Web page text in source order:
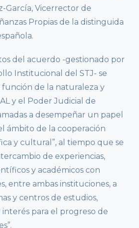
García, Vicerrector de
Propias de la distinguida
del acuerdo -gestionado por
Institucional del STJ- se
de la naturaleza y
y el Poder Judicial de
a desempeñar un papel
ámbito de la cooperación
y cultural”, al tiempo que se
de experiencias,
y académicos con
entre ambas instituciones, a
y centros de estudios,
para el progreso de